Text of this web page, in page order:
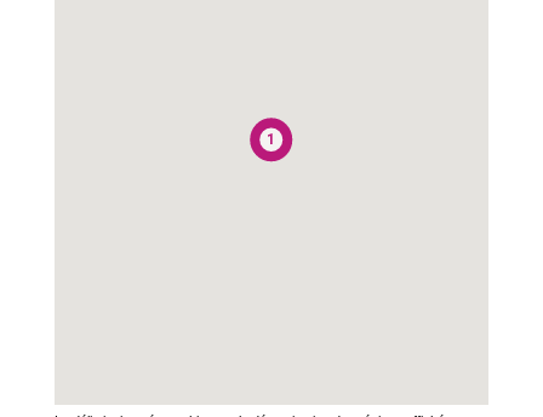
1